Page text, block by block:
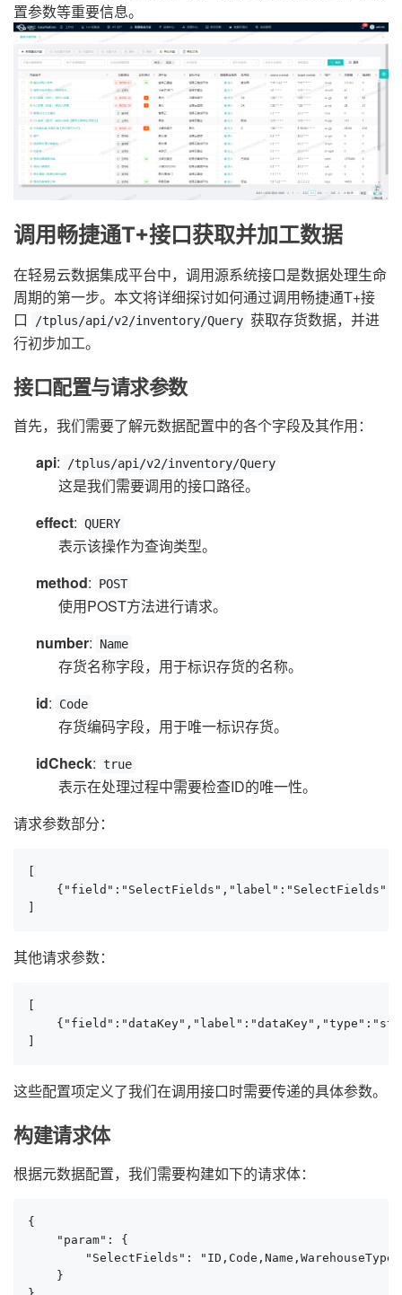
置参数等重要信息。
调用畅捷通T+接口获取并加工数据
在轻易云数据集成平台中，调用源系统接口是数据处理生命
周期的第一步。本文将详细探讨如何通过调用畅捷通T+接
口
/tplus/api/v2/inventory/Query 获取存货数据，并进
行初步加工。
接口配置与请求参数
首先，我们需要了解元数据配置中的各个字段及其作用：
api: /tplus/api/v2/inventory/Query
这是我们需要调用的接口路径。
effect: QUERY
表示该操作为查询类型。
method: POST
使用POST方法进行请求。
number: Name
存货名称字段，用于标识存货的名称。
id: Code
存货编码字段，用于唯一标识存货。
idCheck: true
表示在处理过程中需要检查ID的唯一性。
请求参数部分：
其他请求参数：
这些配置项定义了我们在调用接口时需要传递的具体参数。
构建请求体
根据元数据配置，我们需要构建如下的请求体：
{
    "param": {
"SelectFields":
    }